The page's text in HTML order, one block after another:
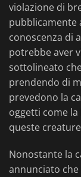
violazione di
pubblicamente
conoscenza di
potrebbe aver
sottolineato
prendendo di
prevedono la
oggetti come
queste
Nonostante la
annunciato